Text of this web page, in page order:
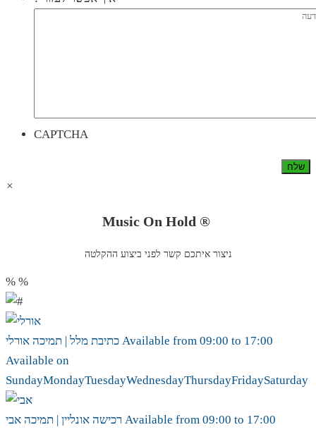
CAPTCHA
×
Music On Hold ®
ניצור איתכם קשר לפני ביצוע ההקלטה
% %
כתיבת מלל | תמיכה Available from 09:00 to 17:00
Available on
SundayMondayTuesdayWednesdayThursdayFridaySaturday
רכישה אונליין | תמיכה Available from 09:00 to 17:00